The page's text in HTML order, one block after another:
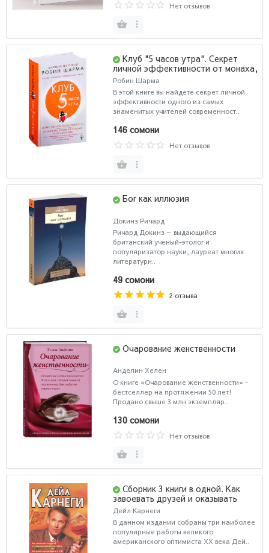
Нет отзывов
Клуб "5 часов утра". Секрет
личной эффективности от монаха,
который продал свой "феррари"
(Т)
Робин Шарма
В этой книге вы найдете секрет личной
эффективности одного из самых
знаменитых учителей современност..
146 сомони
Нет отзывов
Бог как иллюзия
Докинз Ричард
Ричард Докинз — выдающийся
британский ученый-этолог и
популяризатор науки, лауреат многих
литературн..
49 сомони
2 отзыва
Очарование женственности
Анделин Хелен
О книге «Очарование женственности» -
бестселлер на протяжении 50 лет!
Продано свыше 3 млн экземпляр..
130 сомони
Нет отзывов
Сборник 3 книги в одной. Как
завоевать друзей и оказывать
влияние на людей. Как развить
уверенность в себе и влиять на
людей путем публичных
выступлений. Как перестать
беспокоится и начать жить
Дейл Карнеги
В данном издании собраны три наиболее
популярные работы великого
американского оптимиста XX века Дей..